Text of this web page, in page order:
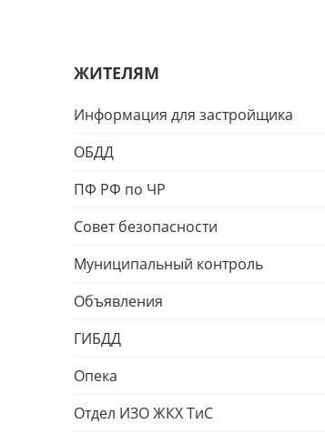
ЖИТЕЛЯМ
Информация для застройщика
ОБДД
ПФ РФ по ЧР
Совет безопасности
Муниципальный контроль
Объявления
ГИБДД
Опека
Отдел ИЗО ЖКХ ТиС